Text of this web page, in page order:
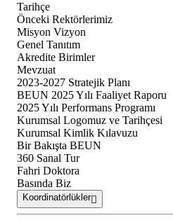
Tarihçe
Önceki Rektörlerimiz
Misyon Vizyon
Genel Tanıtım
Akredite Birimler
Mevzuat
2023-2027 Stratejik Planı
BEUN 2025 Yılı Faaliyet Raporu
2025 Yılı Performans Programı
Kurumsal Logomuz ve Tarihçesi
Kurumsal Kimlik Kılavuzu
Bir Bakışta BEUN
360 Sanal Tur
Fahri Doktora
Basında Biz
Koordinatörlükler